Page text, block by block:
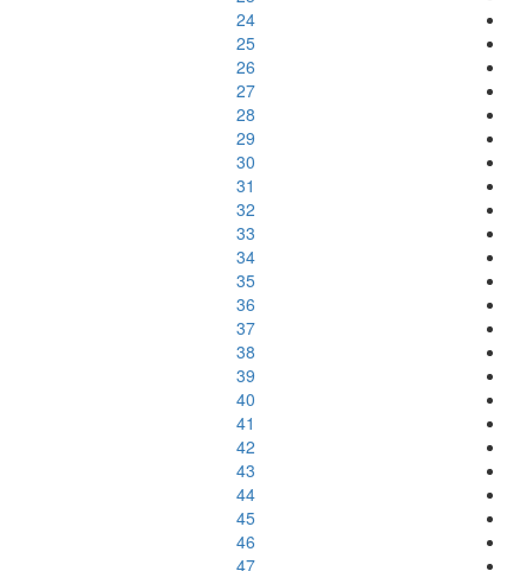
24
25
26
27
28
29
30
31
32
33
34
35
36
37
38
39
40
41
42
43
44
45
46
47